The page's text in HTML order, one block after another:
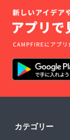
カテゴリー